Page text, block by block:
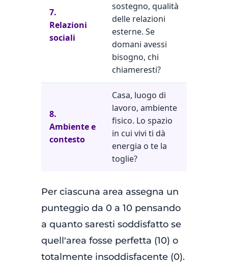
7.
Relazioni
sociali
sostegno, qualità
delle relazioni
esterne. Se
domani avessi
bisogno, chi
chiameresti?
8.
Ambiente e
contesto
Casa, luogo di
lavoro, ambiente
fisico. Lo spazio
in cui vivi ti dà
energia o te la
toglie?
Per ciascuna area assegna un
punteggio da 0 a 10 pensando
a quanto saresti soddisfatto se
quell'area fosse perfetta (10) o
totalmente insoddisfacente (0).